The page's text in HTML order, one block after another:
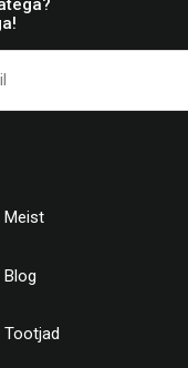
Meist
Blog
Tootjad